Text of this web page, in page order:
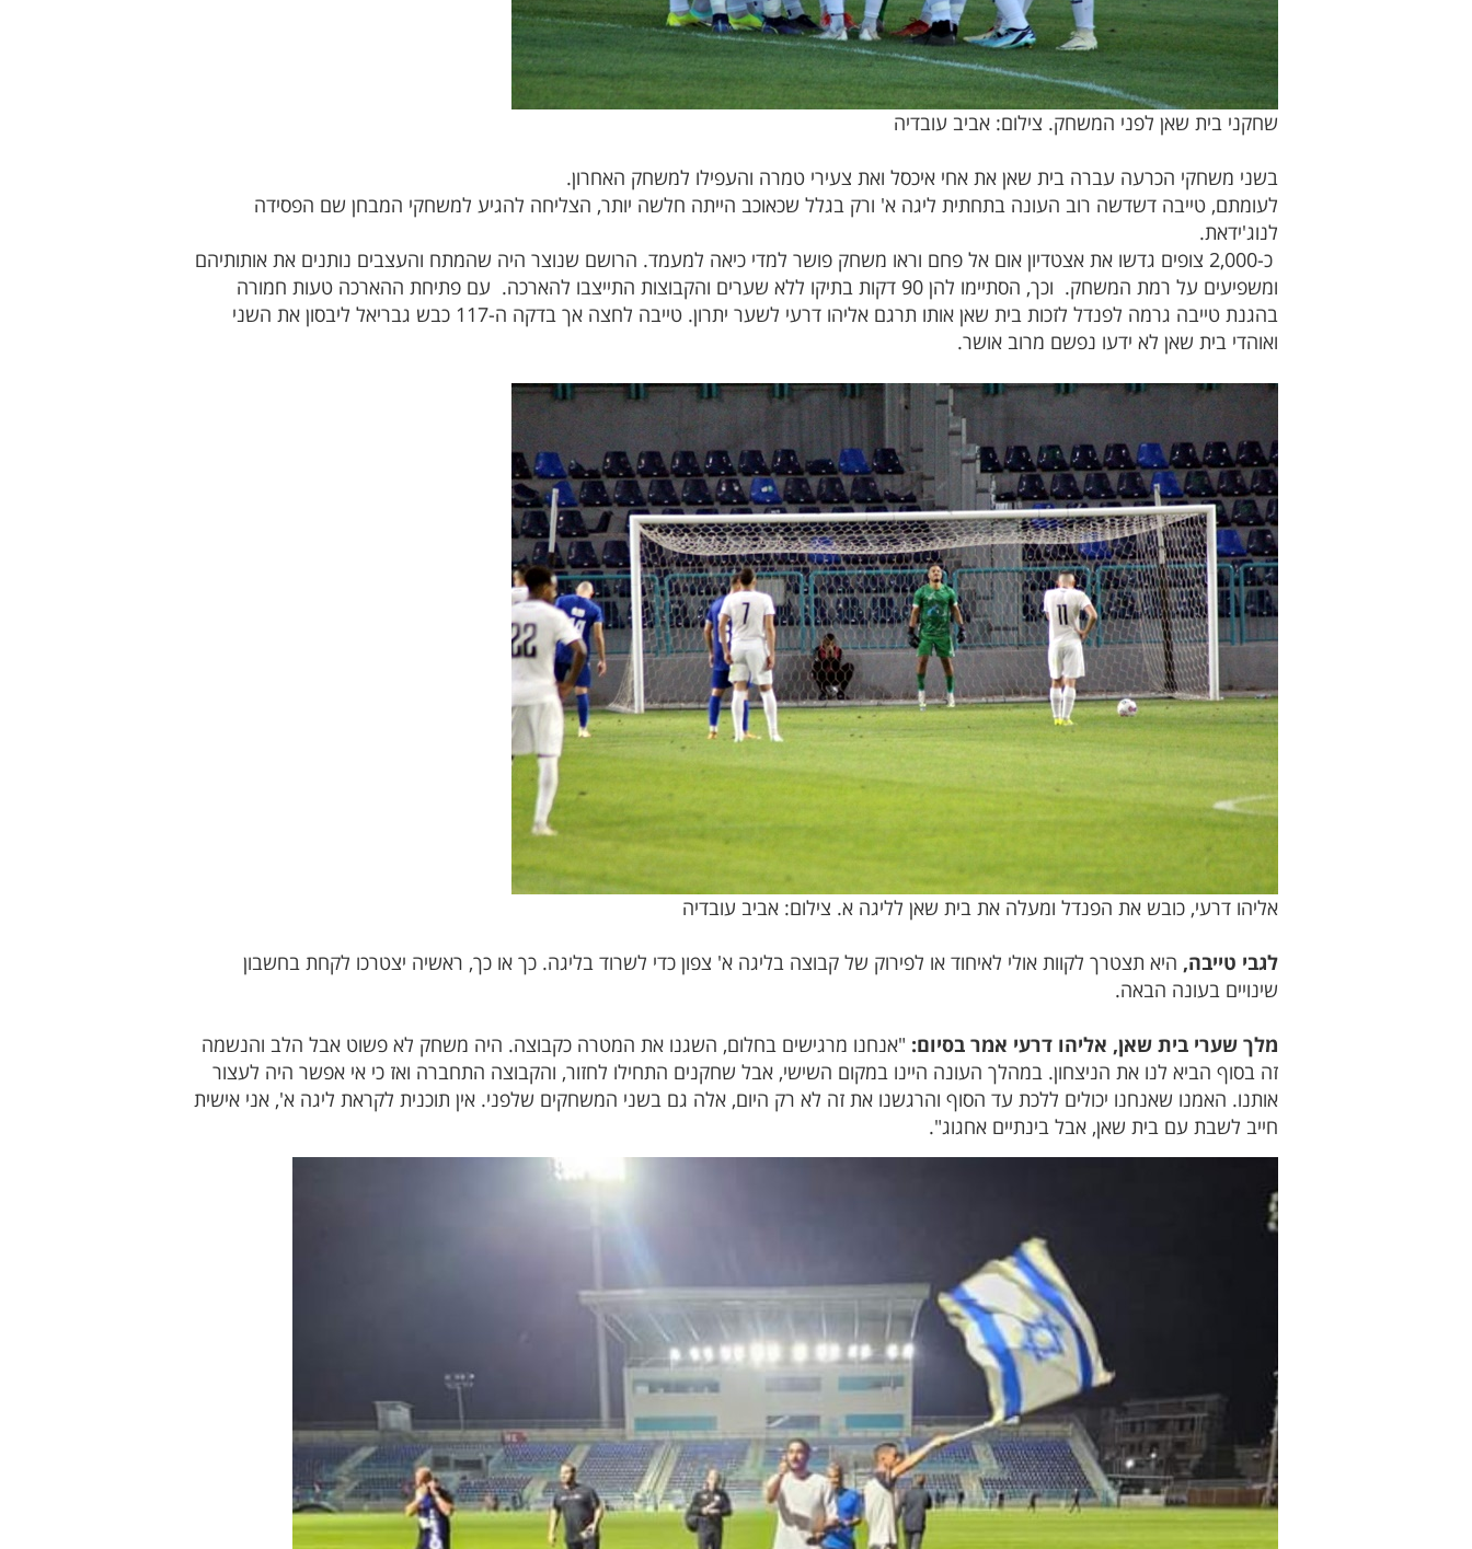
שחקני בית שאן לפני המשחק. צילום: אביב עובדיה
בשני משחקי הכרעה עברה בית שאן את אחי איכסל ואת צעירי טמרה והעפילו למשחק האחרון.
לעומתם, טייבה דשדשה רוב העונה בתחתית ליגה א' ורק בגלל שכאוכב הייתה חלשה יותר, הצליחה להגיע למשחקי המבחן שם הפסידה
לנוג'ידאת.
כ-2,000 צופים גדשו את אצטדיון אום אל פחם וראו משחק פושר למדי כיאה למעמד. הרושם שנוצר היה שהמתח והעצבים נותנים את אותותיהם
ומשפיעים על רמת המשחק. וכך, הסתיימו להן 90 דקות בתיקו ללא שערים והקבוצות התייצבו להארכה. עם פתיחת ההארכה טעות חמורה
בהגנת טייבה גרמה לפנדל לזכות בית שאן אותו תרגם אליהו דרעי לשער יתרון. טייבה לחצה אך בדקה ה-117 כבש גבריאל ליבסון את השני
ואוהדי בית שאן לא ידעו נפשם מרוב אושר.
אליהו דרעי, כובש את הפנדל ומעלה את בית שאן לליגה א. צילום: אביב עובדיה
לגבי טייבה, היא תצטרך לקוות אולי לאיחוד או לפירוק של קבוצה בליגה א' צפון כדי לשרוד בליגה. כך או כך, ראשיה יצטרכו לקחת בחשבון
שינויים בעונה הבאה.
מלך שערי בית שאן, אליהו דרעי אמר בסיום: "אנחנו מרגישים בחלום, השגנו את המטרה כקבוצה. היה משחק לא פשוט אבל הלב והנשמה
זה בסוף הביא לנו את הניצחון. במהלך העונה היינו במקום השישי, אבל שחקנים התחילו לחזור, והקבוצה התחברה ואז כי אי אפשר היה לעצור
אותנו. האמנו שאנחנו יכולים ללכת עד הסוף והרגשנו את זה לא רק היום, אלה גם בשני המשחקים שלפני. אין תוכנית לקראת ליגה א', אני אישית
חייב לשבת עם בית שאן, אבל בינתיים אחגוג".